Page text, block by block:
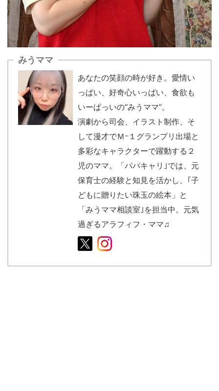
みうママ
あなたの笑顔の時が好き。愛情い
っぱい、好奇心いっぱい、食欲も
いーぱっいの“みうママ”。
演劇から司会、イラスト制作、そ
して漫才でＭｰ１グランプリ出場と
多彩なキャラクターで躍動する２
児のママ。「パパキャリ｣では、元
保育士の経験と知見を活かし、｢子
どもに贈りたい珠玉の絵本」と
「みうママ相談室｣を担当中。元気
過ぎるアラフィフ・ママ♫